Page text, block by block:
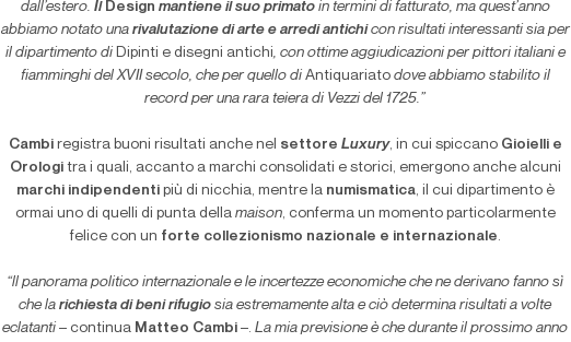
dall’estero. Il Design mantiene il suo primatoin termini di fatturato, ma quest’anno
abbiamo notato una rivalutazione di arte e arredi antichicon risultati interessanti sia per
il dipartimento di Dipinti e disegni antichi, con ottime aggiudicazioni per pittori italiani e
fiamminghi del XVII secolo, che per quello di Antiquariatodove abbiamo stabilito il
record per una rara teiera di Vezzi del 1725.”
Cambiregistra buoni risultati anche nel settore Luxury, in cui spiccano Gioielli e
Orologitra i quali, accanto a marchi consolidati e storici, emergono anche alcuni
marchi indipendenti più di nicchia, mentre la numismatica, il cui dipartimento è
ormai uno di quelli di punta della maison, conferma un momento particolarmente
felice con un forte collezionismo nazionale e internazionale.
“ll panorama politico internazionale e le incertezze economiche che ne derivano fanno sì
che larichiesta di beni rifugiosia estremamente alta e ciò determina risultati a volte
eclatanti– continua Matteo Cambi –.La mia previsione è che durante il prossimo anno